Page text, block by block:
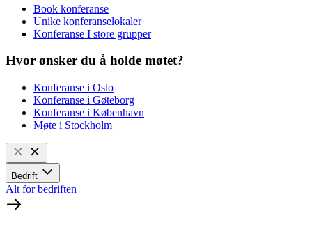
Book konferanse
Unike konferanselokaler
Konferanse I store grupper
Hvor ønsker du å holde møtet?
Konferanse i Oslo
Konferanse i Gøteborg
Konferanse i København
Møte i Stockholm
Bedrift
Alt for bedriften